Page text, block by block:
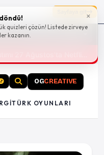
×
quizleri çözün! Listede zirveye
kazanın.(PC ve konsollar) -
OGCREATIVE
TÜRK OYUNLARI